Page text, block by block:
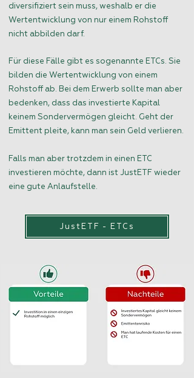
diversifiziert sein muss, weshalb er die
Wertentwicklung von nur einem Rohstoff
nicht abbilden darf.
Für diese Fälle gibt es sogenannte ETCs. Sie
bilden die Wertentwicklung von einem
Rohstoff ab. Bei dem Erwerb sollte man aber
bedenken, dass das investierte Kapital
keinem Sondervermögen gleicht. Geht der
Emittent pleite, kann man sein Geld verlieren.
Falls man aber trotzdem in einen ETC
investieren möchte, dann ist JustETF wieder
eine gute Anlaufstelle.
JustETF - ETCs